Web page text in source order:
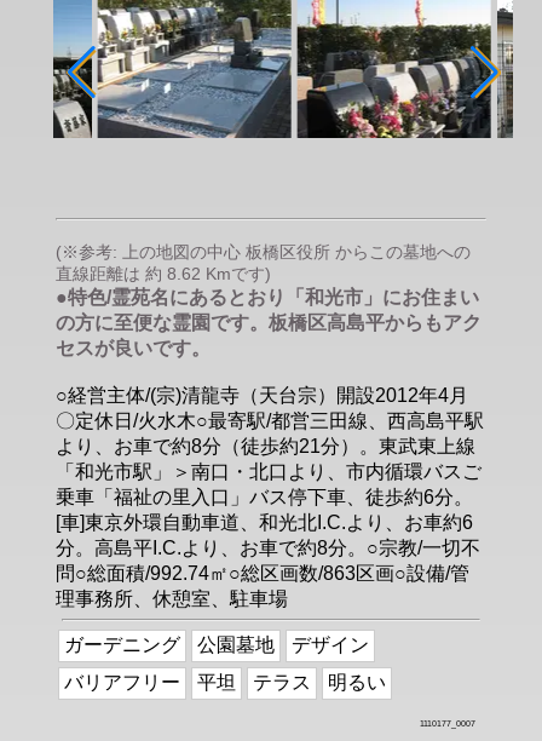
(※参考: 上の地図の中心 板橋区役所 からこの墓地への
直線距離は 約 8.62 Kmです)
●特色/霊苑名にあるとおり「和光市」にお住まい
の方に至便な霊園です。板橋区高島平からもアク
セスが良いです。
○経営主体/(宗)清龍寺（天台宗）開設2012年4月
〇定休日/火水木○最寄駅/都営三田線、西高島平駅
より、お車で約8分（徒歩約21分）。東武東上線
「和光市駅」＞南口・北口より、市内循環バスご
乗車「福祉の里入口」バス停下車、徒歩約6分。
[車]東京外環自動車道、和光北I.C.より、お車約6
分。高島平I.C.より、お車で約8分。○宗教/一切不
問○総面積/992.74㎡○総区画数/863区画○設備/管
理事務所、休憩室、駐車場
ガーデニング 公園墓地
デザイン
バリアフリー
平坦 テラス 明るい
1110177_0007